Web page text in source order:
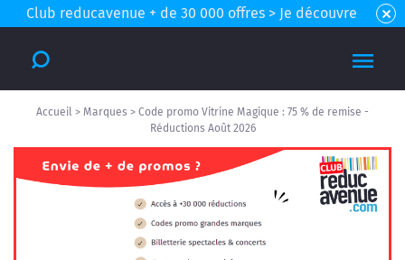
Club reducavenue + de 30 000 offres > Je découvre
Accueil > Marques > Code promo Vitrine Magique : 75 % de remise -
Réductions Août 2026